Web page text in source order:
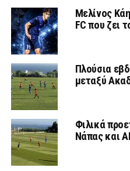
Μελίνος
FC που ζει
Πλούσια
μεταξύ
Φιλικά
Νάπας και